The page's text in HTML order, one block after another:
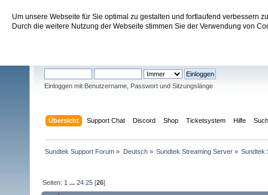
Um unsere Webseite für Sie optimal zu gestalten und fortlaufend verbessern
Durch die weitere Nutzung der Webseite stimmen Sie der Verwendung von
Sundtek Support Forum
Einloggen mit Benutzername, Passwort und Sitzungslänge
Übersicht Support Chat Discord Shop Ticketsystem Hilfe
Sundtek Support Forum » Deutsch» Sundtek Streaming Server» Sundtek
Seiten: 1 ...24 25 [26]